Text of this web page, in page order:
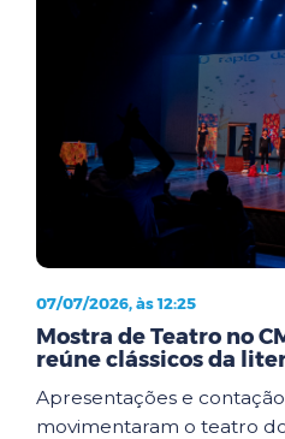
07/07/2026, às 12:25
Mostra de Teatro no
reúne clássicos da
Apresentações e
movimentaram o teatro